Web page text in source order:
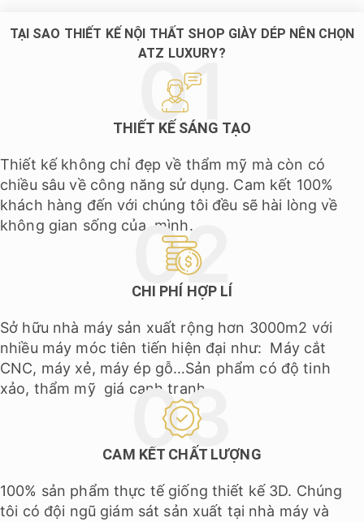
TẠI SAO THIẾT KẾ NỘI THẤT SHOP GIÀY DÉP NÊN CHỌN
ATZ LUXURY?
THIẾT KẾ SÁNG TẠO
Thiết kế không chỉ đẹp về thẩm mỹ mà còn có
chiều sâu về công năng sử dụng. Cam kết 100%
khách hàng đến với chúng tôi đều sẽ hài lòng về
không gian sống của mình.
CHI PHÍ HỢP LÍ
Sở hữu nhà máy sản xuất rộng hơn 3000m2 với
nhiều máy móc tiên tiến hiện đại như: Máy cắt
CNC, máy xẻ, máy ép gỗ…Sản phẩm có độ tinh
xảo, thẩm mỹ giá cạnh tranh.
CAM KẾT CHẤT LƯỢNG
100% sản phẩm thực tế giống thiết kế 3D. Chúng
tôi có đội ngũ giám sát sản xuất tại nhà máy và